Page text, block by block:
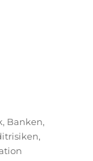
, Banken,
,